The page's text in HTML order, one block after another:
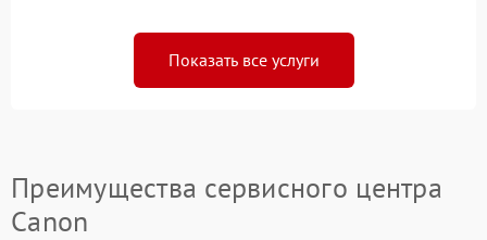
Показать все услуги
Преимущества сервисного центра
Canon